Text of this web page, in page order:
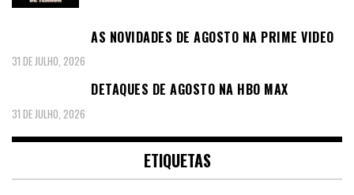
AS NOVIDADES DE AGOSTO NA PRIME VIDEO
31 DE JULHO, 2026
DETAQUES DE AGOSTO NA HBO MAX
31 DE JULHO, 2026
ETIQUETAS